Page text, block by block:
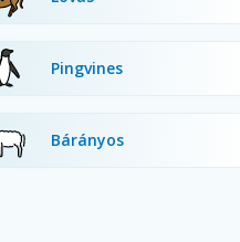
Pingvines
Bárányos